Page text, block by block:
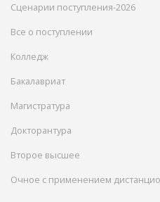
Сценарии поступления-2026
Все о поступлении
Колледж
Бакалавриат
Магистратура
Докторантура
Второе высшее
Очное с применением